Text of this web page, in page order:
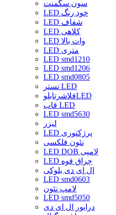
سون سگمنت
LED خود رنگ
LED شفاف
LED کلاهی
LED وات بالا
LED متری
LED smd1210
LED smd1206
LED smd0805
تستر LED
فلاشرتابلوLED
قاب LED
LED smd5630
لیزر
LED پرژکتوری
نئون فلکسی
LED DOB لامپی
LED چراق قوه
ال ای دی بلوکی
LED smd0603
لامپ نئون
LED smd5050
درایور ال ای دی